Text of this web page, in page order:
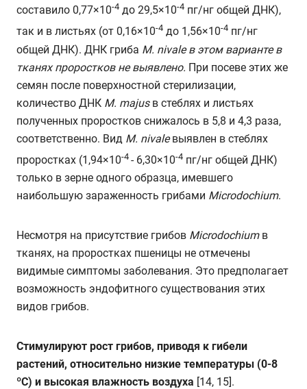
составило 0,77×10-4 до 29,5×10-4 пг/нг общей ДНК),
так и в листьях (от 0,16×10-4 до 1,56×10-4 пг/нг
общей ДНК). ДНК гриба M. nivale в этом варианте в
тканях проростков не выявлено. При посеве этих же
семян после поверхностной стерилизации,
количество ДНК M. majusв стеблях и листьях
полученных проростков снижалось в 5,8 и 4,3 раза,
соответственно. Вид M. nivale выявлен в стеблях
проростках (1,94×10-4 - 6,30×10-4 пг/нг общей ДНК)
только в зерне одного образца, имевшего
наибольшую зараженность грибами Microdochium.
Несмотря на присутствие грибов Microdochiumв
тканях, на проростках пшеницы не отмечены
видимые симптомы заболевания. Это предполагает
возможность эндофитного существования этих
видов грибов.
Стимулируют рост грибов, приводя к гибели
растений, относительно низкие температуры (0-8
ºС) и высокая влажность воздуха [14, 15].